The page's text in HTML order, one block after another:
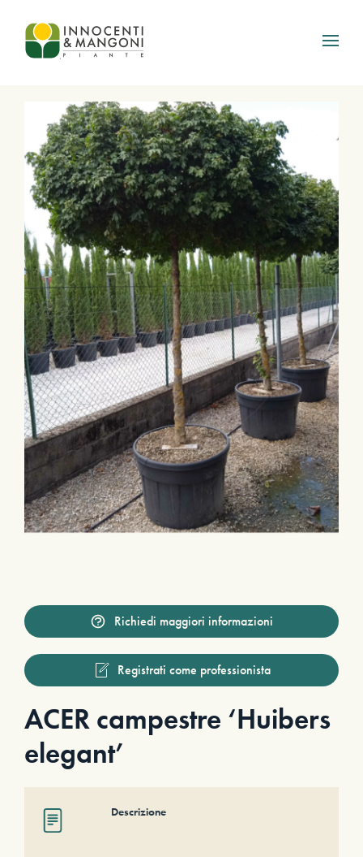
Skip to main content
Richiedi maggiori informazioni
Registrati come professionista
ACER campestre ‘Huibers
elegant’
Descrizione